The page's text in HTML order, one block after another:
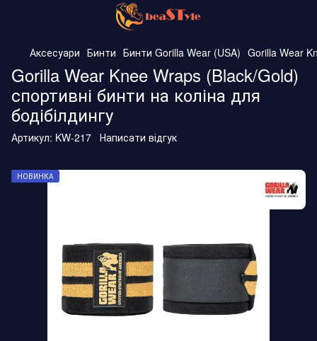
Аксесуари Бинти Бинти Gorilla Wear (USA) Gorilla Wear
Gorilla Wear Knee Wraps (Black/Gold)
спортивні бинти на коліна для
бодібілдингу
Артикул: KW-217 Написати відгук
НОВИНКА